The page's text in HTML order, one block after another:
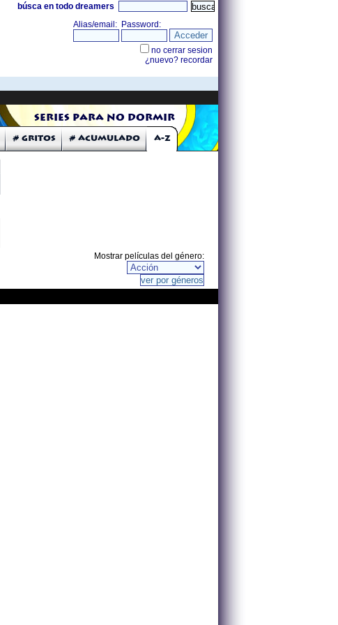
búsca en todo dreamers
Series para no dormir
# Gritos # Acumulado A-Z
Mostrar películas del género: